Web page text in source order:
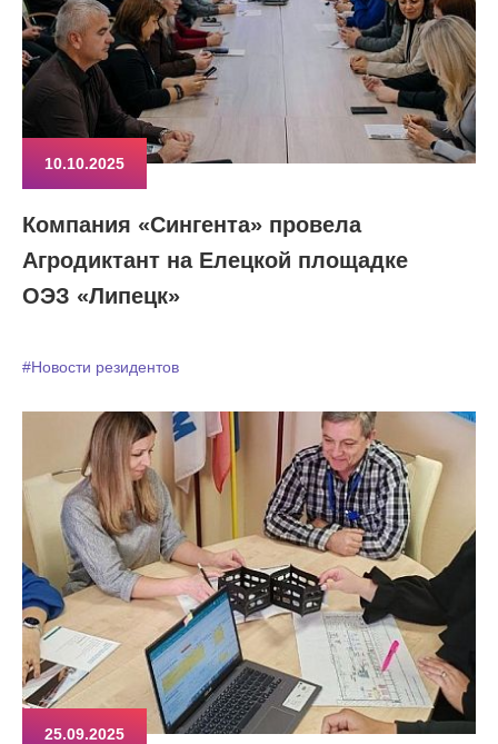
10.10.2025
Компания «Сингента» провела
Агродиктант на Елецкой площадке
ОЭЗ «Липецк»
#Новости резидентов
25.09.2025